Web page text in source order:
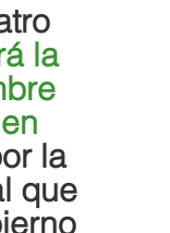
la
la
que